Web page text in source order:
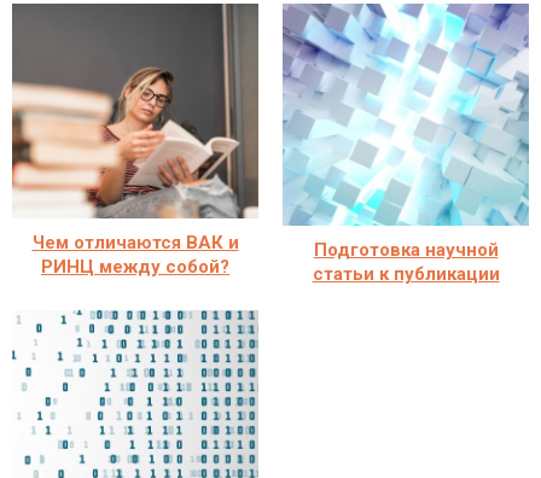
Чем отличаются ВАК и
РИНЦ между собой?
Подготовка научной
статьи к публикации